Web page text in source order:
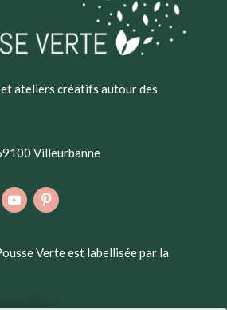
ateliers créatifs autour des
Villeurbanne
Verte est labellisée par la